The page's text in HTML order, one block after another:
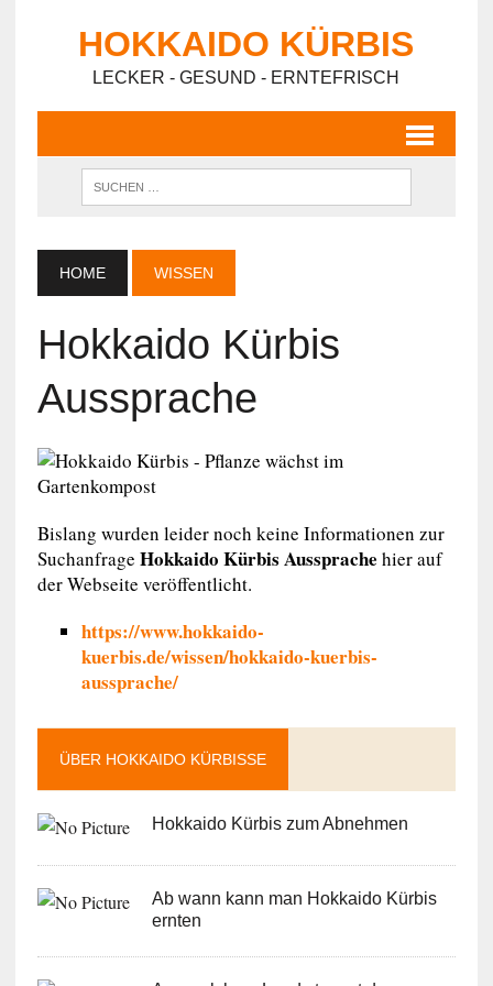
HOKKAIDO KÜRBIS
LECKER - GESUND - ERNTEFRISCH
HOME WISSEN
Hokkaido Kürbis
Aussprache
Bislang wurden leider noch keine Informationen zur
Suchanfrage Hokkaido Kürbis Aussprache hier auf
der Webseite veröffentlicht.
https://www.hokkaido-
kuerbis.de/wissen/hokkaido-kuerbis-
aussprache/
ÜBER HOKKAIDO KÜRBISSE
Hokkaido Kürbis zum Abnehmen
Ab wann kann man Hokkaido Kürbis
ernten